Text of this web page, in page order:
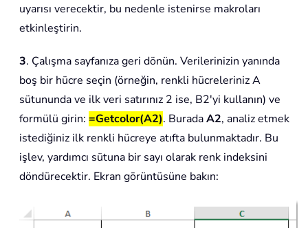
uyarısı verecektir, bu nedenle istenirse makroları
etkinleştirin.
3. Çalışma sayfanıza geri dönün. Verilerinizin yanında
boş bir hücre seçin (örneğin, renkli hücreleriniz A
sütununda ve ilk veri satırınız 2 ise, B2'yi kullanın) ve
formülü girin: =Getcolor(A2). BuradaA2, analiz etmek
istediğiniz ilk renkli hücreye atıfta bulunmaktadır. Bu
işlev, yardımcı sütuna bir sayı olarak renk indeksini
döndürecektir. Ekran görüntüsüne bakın: